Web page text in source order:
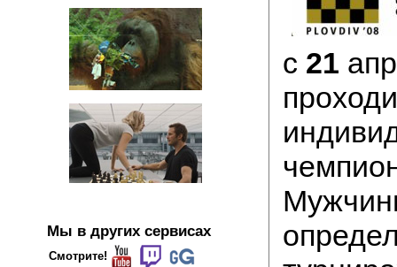
Мы в других сервисах
Смотрите!
с 21